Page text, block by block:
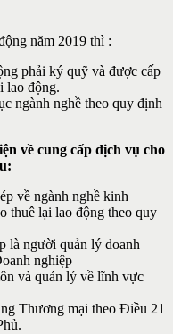
năm 2019 thì :
phải ký quỹ và được cấp
lao động.
ngành nghề theo quy định
về cung cấp dịch vụ cho
về ngành nghề kinh
thuê lại lao động theo quy
là người quản lý doanh
nghiệp
và quản lý về lĩnh vực
Thương mại theo Điều 21